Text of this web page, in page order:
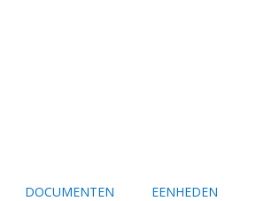
DOCUMENTEN EENHEDEN